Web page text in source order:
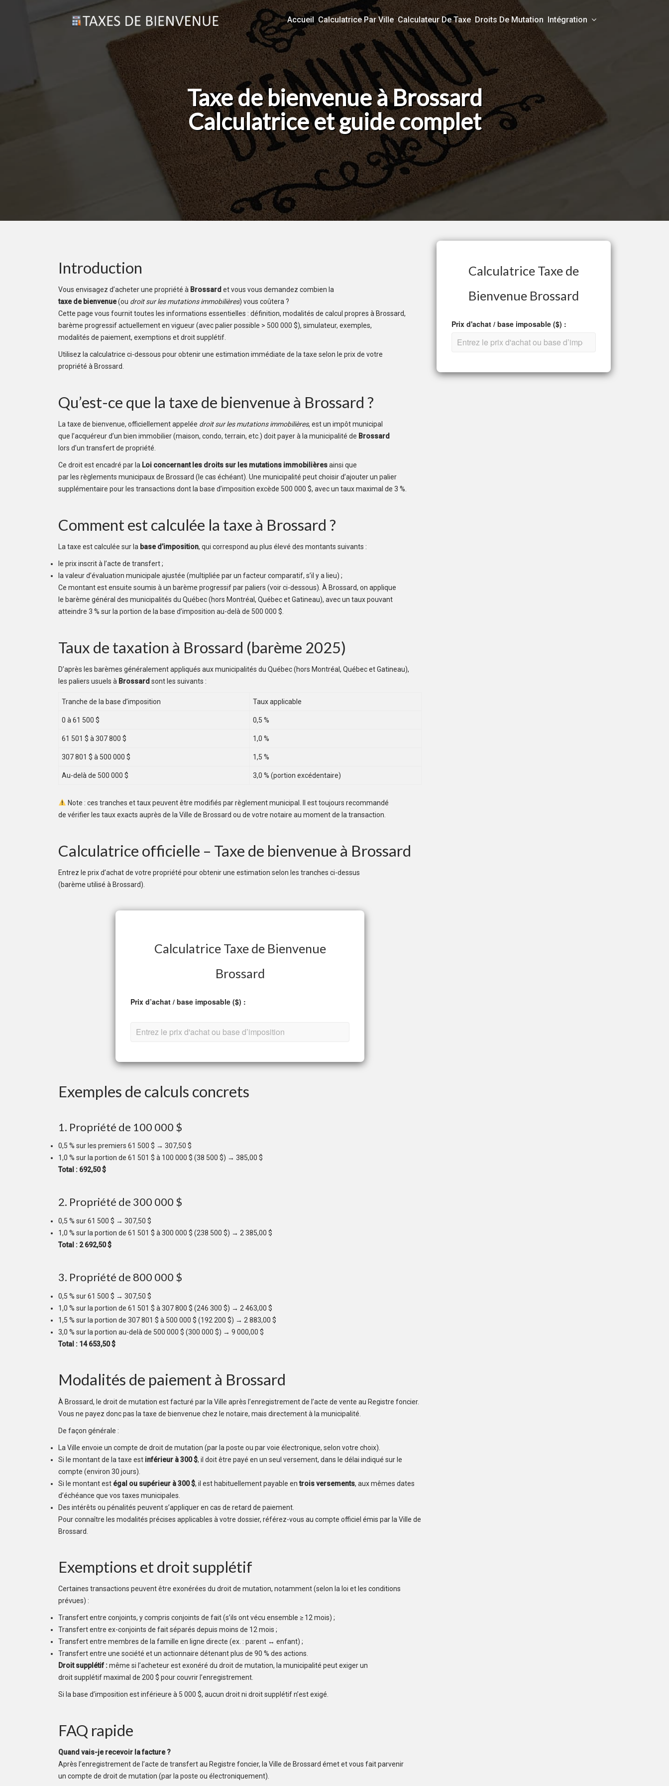
Accueil Calculatrice Par Ville Calculateur De Taxe Droits De Mutation Intégration
Taxe de bienvenue à Brossard
Calculatrice et guide complet
Introduction
Vous envisagez d’acheter une propriété à Brossard et vous vous demandez combien la
taxe de bienvenue(ou droit sur les mutations immobilières) vous coûtera ?
Cette page vous fournit toutes les informations essentielles : définition, modalités de calcul propres à Brossard,
barème progressif actuellement en vigueur (avec palier possible > 500 000 $), simulateur, exemples,
modalités de paiement, exemptions et droit supplétif.
Utilisez la calculatrice ci-dessous pour obtenir une estimation immédiate de la taxe selon le prix de votre
propriété à Brossard.
Qu’est-ce que la taxe de bienvenue à Brossard ?
La taxe de bienvenue, officiellement appelée droit sur les mutations immobilières, est un impôt municipal
que l’acquéreur d’un bien immobilier (maison, condo, terrain, etc.) doit payer à la municipalité de Brossard
lors d’un transfert de propriété.
Ce droit est encadré par la Loi concernant les droits sur les mutations immobilièresainsi que
par les règlements municipaux de Brossard (le cas échéant). Une municipalité peut choisir d’ajouter un palier
supplémentaire pour les transactions dont la base d’imposition excède 500 000 $, avec un taux maximal de 3 %.
Comment est calculée la taxe à Brossard ?
La taxe est calculée sur la base d’imposition, qui correspond au plus élevé des montants suivants :
le prix inscrit à l’acte de transfert ;
la valeur d’évaluation municipale ajustée (multipliée par un facteur comparatif, s’il y a lieu) ;
Ce montant est ensuite soumis à un barème progressif par paliers (voir ci-dessous). À Brossard, on applique
le barème général des municipalités du Québec (hors Montréal, Québec et Gatineau), avec un taux pouvant
atteindre 3 % sur la portion de la base d’imposition au-delà de 500 000 $.
Taux de taxation à Brossard (barème 2025)
D’après les barèmes généralement appliqués aux municipalités du Québec (hors Montréal, Québec et Gatineau),
les paliers usuels à Brossard sont les suivants :
Tranche de la base d’imposition Taux applicable
0 à 61 500 $ 0,5 %
61 501 $ à 307 800 $ 1,0 %
307 801 $ à 500 000 $ 1,5 %
Au-delà de 500 000 $ 3,0 % (portion excédentaire)
Note : ces tranches et taux peuvent être modifiés par règlement municipal. Il est toujours recommandé
de vérifier les taux exacts auprès de la Ville de Brossard ou de votre notaire au moment de la transaction.
Calculatrice officielle – Taxe de bienvenue à Brossard
Entrez le prix d’achat de votre propriété pour obtenir une estimation selon les tranches ci-dessus
(barème utilisé à Brossard).
Calculatrice Taxe de Bienvenue
Brossard
Prix d’achat / base imposable ($) :
Exemples de calculs concrets
1. Propriété de 100 000 $
0,5 % sur les premiers 61 500 $ → 307,50 $
1,0 % sur la portion de 61 501 $ à 100 000 $ (38 500 $) → 385,00 $
Total : 692,50 $
2. Propriété de 300 000 $
0,5 % sur 61 500 $ → 307,50 $
1,0 % sur la portion de 61 501 $ à 300 000 $ (238 500 $) → 2 385,00 $
Total : 2 692,50 $
3. Propriété de 800 000 $
0,5 % sur 61 500 $ → 307,50 $
1,0 % sur la portion de 61 501 $ à 307 800 $ (246 300 $) → 2 463,00 $
1,5 % sur la portion de 307 801 $ à 500 000 $ (192 200 $) → 2 883,00 $
3,0 % sur la portion au-delà de 500 000 $ (300 000 $) → 9 000,00 $
Total : 14 653,50 $
Modalités de paiement à Brossard
À Brossard, le droit de mutation est facturé par la Ville après l’enregistrement de l’acte de vente au Registre foncier.
Vous ne payez donc pas la taxe de bienvenue chez le notaire, mais directement à la municipalité.
De façon générale :
La Ville envoie un compte de droit de mutation (par la poste ou par voie électronique, selon votre choix).
Si le montant de la taxe est inférieur à 300 $, il doit être payé en un seul versement, dans le délai indiqué sur le
compte (environ 30 jours).
Si le montant est égal ou supérieur à 300 $, il est habituellement payable entrois versements, aux mêmes dates
d’échéance que vos taxes municipales.
Des intérêts ou pénalités peuvent s’appliquer en cas de retard de paiement.
Pour connaître les modalités précises applicables à votre dossier, référez-vous au compte officiel émis par la Ville de
Brossard.
Exemptions et droit supplétif
Certaines transactions peuvent être exonérées du droit de mutation, notamment (selon la loi et les conditions
prévues) :
Transfert entre conjoints, y compris conjoints de fait (s’ils ont vécu ensemble ≥ 12 mois) ;
Transfert entre ex-conjoints de fait séparés depuis moins de 12 mois ;
Transfert entre membres de la famille en ligne directe (ex. : parent ↔ enfant) ;
Transfert entre une société et un actionnaire détenant plus de 90 % des actions.
Droit supplétif :même si l’acheteur est exonéré du droit de mutation, la municipalité peut exiger un
droit supplétif maximal de 200 $ pour couvrir l’enregistrement.
Si la base d’imposition est inférieure à 5 000 $, aucun droit ni droit supplétif n’est exigé.
FAQ rapide
Quand vais-je recevoir la facture ?
Après l’enregistrement de l’acte de transfert au Registre foncier, la Ville de Brossard émet et vous fait parvenir
un compte de droit de mutation (par la poste ou électroniquement).
Calculatrice Taxe de
Bienvenue Brossard
Prix d'achat / base imposable ($) :